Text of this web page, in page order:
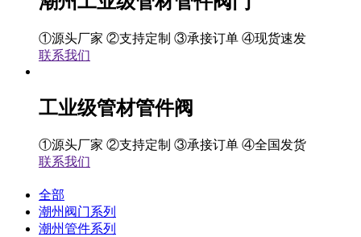
①源头厂家 ②支持定制 ③承接订单 ④现货速发
联系我们
工业级管材管件阀
①源头厂家 ②支持定制 ③承接订单 ④全国发货
联系我们
全部
潮州阀门系列
潮州管件系列